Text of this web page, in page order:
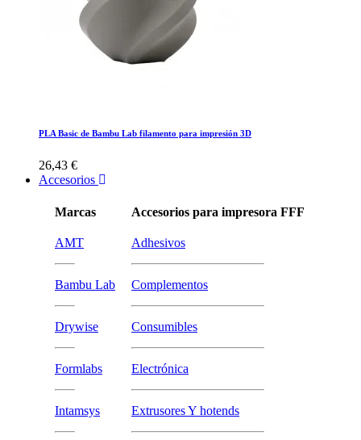
PLA Basic de Bambu Lab filamento para impresión 3D
26,43 €
Accesorios
Marcas
AMT
Bambu Lab
Drywise
Formlabs
Intamsys
Accesorios para impresora FFF
Adhesivos
Complementos
Consumibles
Electrónica
Extrusores Y hotends